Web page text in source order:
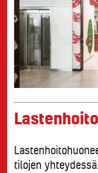
tilojen yhteydessä.